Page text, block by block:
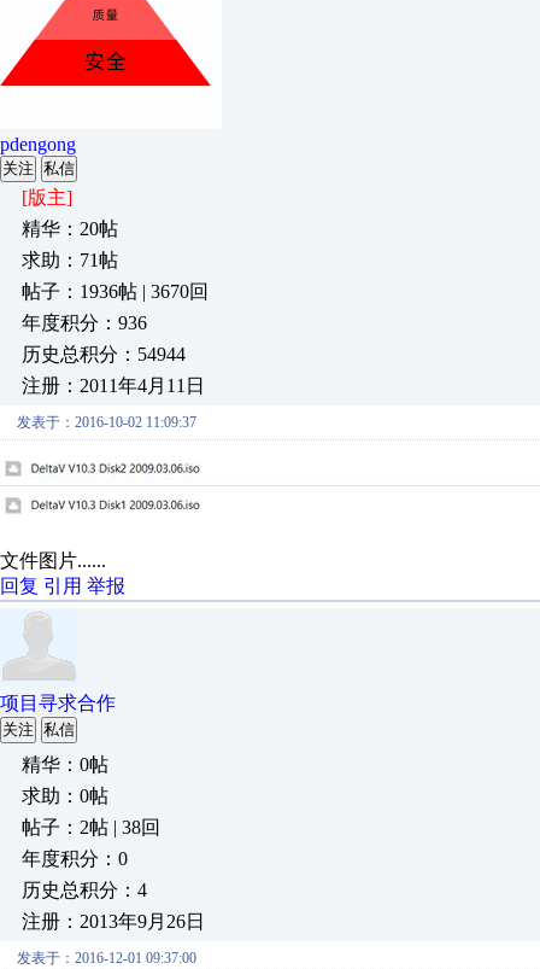
pdengong
关注 私信
[版主]
精华：20帖
求助：71帖
帖子：1936帖 | 3670回
年度积分：936
历史总积分：54944
注册：2011年4月11日
发表于：2016-10-02 11:09:37
文件图片......
回复 引用 举报
项目寻求合作
关注 私信
精华：0帖
求助：0帖
帖子：2帖 | 38回
年度积分：0
历史总积分：4
注册：2013年9月26日
发表于：2016-12-01 09:37:00